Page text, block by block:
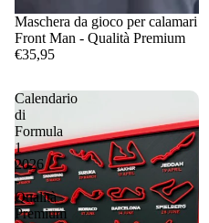
Maschera da gioco per calamari
Front Man - Qualità Premium
€35,95
Calendario
di
Formula
1
2026
-
Qualità
Premium